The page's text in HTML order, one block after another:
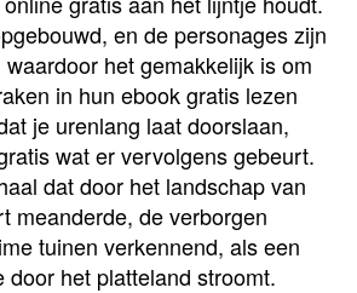
en de personages zijn
het gemakkelijk is om
in hun ebook gratis lezen
je urenlang laat doorslaan,
wat er vervolgens gebeurt.
dat door het landschap van
meanderde, de verborgen
tuinen verkennend, als een
door het platteland stroomt.